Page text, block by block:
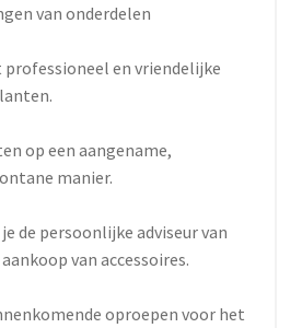
van onderdelen
en vriendelijke
op een aangename,
manier.
de persoonlijke adviseur van
van accessoires.
oproepen voor het